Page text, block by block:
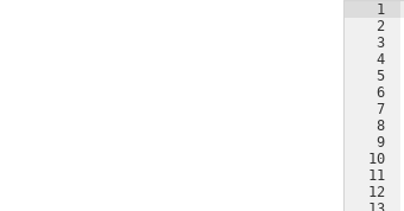
1
2
3
4
5
6
7
8
9
10
11
12